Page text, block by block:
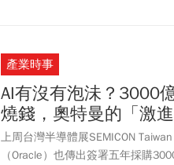
產業時事
AI有沒有泡沬？3000
燒錢，奧特曼的「激
上周台灣半導體展SEMICON
（Oracle）也傳出簽署五年採購